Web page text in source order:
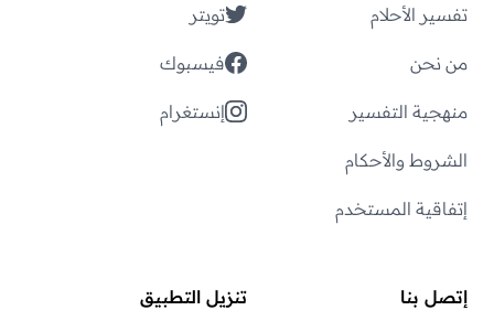
تفسير الأحلام
من نحن
منهجية التفسير
الشروط والأحكام
إتفاقية المستخدم
تويتر
فيسبوك
إنستغرام
إتصل بنا تنزيل التطبيق